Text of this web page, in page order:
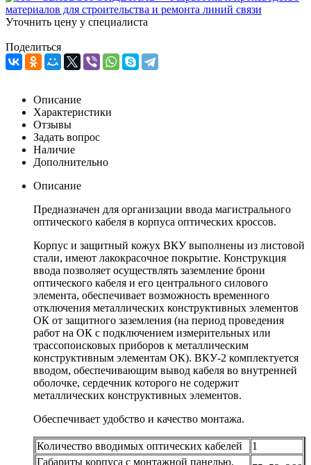
Уточнить цену у специалиста
Поделиться
Описание
Характеристики
Отзывы
Задать вопрос
Наличие
Дополнительно
Описание
Предназначен для организации ввода магистрального
оптического кабеля в корпуса оптических кроссов.
Корпус и защитный кожух ВКУ выполнены из листовой
стали, имеют лакокрасочное покрытие. Конструкция
ввода позволяет осуществлять заземление брони
оптического кабеля и его центрального силового
элемента, обеспечивает возможность временного
отключения металлических конструктивных элементов
ОК от защитного заземления (на период проведения
работ на ОК с подключением измерительных или
трассопоисковых приборов к металлическим
конструктивным элементам ОК). ВКУ-2 комплектуется
вводом, обеспечивающим вывод кабеля во внутренней
оболочке, сердечник которого не содержит
металлических конструктивных элементов.
Обеспечивает удобство и качество монтажа.
Количество вводимых оптических кабелей
1
Габариты корпуса с монтажной панелью,